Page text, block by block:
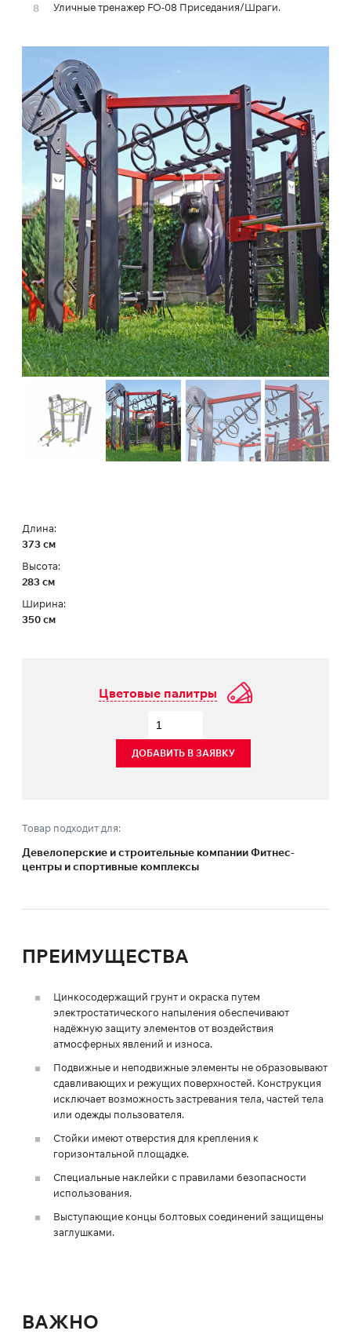
Уличные тренажер FO-08 Приседания/Шраги.
Длина:
373 см
Высота:
283 см
Ширина:
350 см
Цветовые палитры
ДОБАВИТЬ В ЗАЯВКУ
Товар подходит для:
Девелоперские и строительные компании Фитнес-
центры и спортивные комплексы
ПРЕИМУЩЕСТВА
Цинкосодержащий грунт и окраска путем
электростатического напыления обеспечивают
надёжную защиту элементов от воздействия
атмосферных явлений и износа.
Подвижные и неподвижные элементы не образовывают
сдавливающих и режущих поверхностей. Конструкция
исключает возможность застревания тела, частей тела
или одежды пользователя.
Стойки имеют отверстия для крепления к
горизонтальной площадке.
Специальные наклейки с правилами безопасности
использования.
Выступающие концы болтовых соединений защищены
заглушками.
ВАЖНО